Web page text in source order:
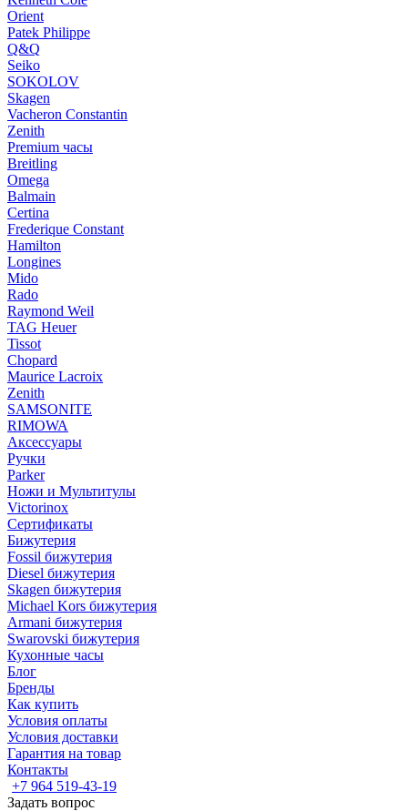
Orient
Patek Philippe
Q&Q
Seiko
SOKOLOV
Skagen
Vacheron Constantin
Zenith
Premium часы
Breitling
Omega
Balmain
Certina
Frederique Constant
Hamilton
Longines
Mido
Rado
Raymond Weil
TAG Heuer
Tissot
Chopard
Maurice Lacroix
Zenith
SAMSONITE
RIMOWA
Аксессуары
Ручки
Parker
Ножи и Мультитулы
Victorinox
Сертификаты
Бижутерия
Fossil бижутерия
Diesel бижутерия
Skagen бижутерия
Michael Kors бижутерия
Armani бижутерия
Swarovski бижутерия
Кухонные часы
Блог
Бренды
Как купить
Условия оплаты
Условия доставки
Гарантия на товар
Контакты
+7 964 519-43-19
Задать вопрос